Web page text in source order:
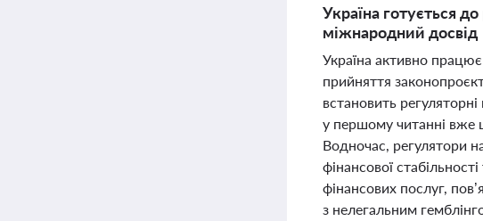
Україна готується
міжнародний досвід
Україна активно
прийняття
встановить
у першому читанні вже
Водночас, регулятори
фінансової
фінансових послуг,
з нелегальним